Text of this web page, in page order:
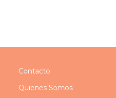
Contacto
Quienes Somos